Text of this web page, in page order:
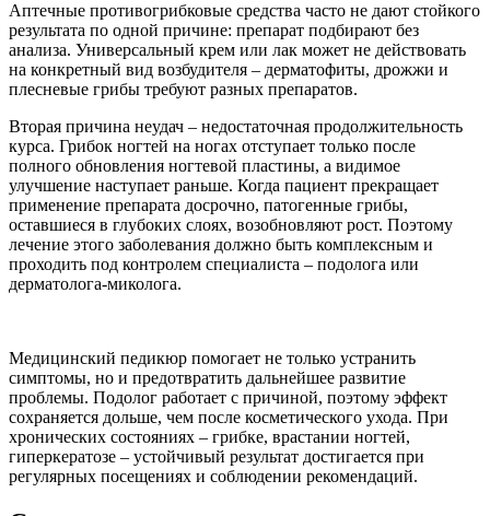
Аптечные противогрибковые средства часто не дают стойкого
результата по одной причине: препарат подбирают без
анализа. Универсальный крем или лак может не действовать
на конкретный вид возбудителя – дерматофиты, дрожжи и
плесневые грибы требуют разных препаратов.
Вторая причина неудач – недостаточная продолжительность
курса. Грибок ногтей на ногах отступает только после
полного обновления ногтевой пластины, а видимое
улучшение наступает раньше. Когда пациент прекращает
применение препарата досрочно, патогенные грибы,
оставшиеся в глубоких слоях, возобновляют рост. Поэтому
лечение этого заболевания должно быть комплексным и
проходить под контролем специалиста – подолога или
дерматолога-миколога.
Медицинский педикюр помогает не только устранить
симптомы, но и предотвратить дальнейшее развитие
проблемы. Подолог работает с причиной, поэтому эффект
сохраняется дольше, чем после косметического ухода. При
хронических состояниях – грибке, врастании ногтей,
гиперкератозе – устойчивый результат достигается при
регулярных посещениях и соблюдении рекомендаций.